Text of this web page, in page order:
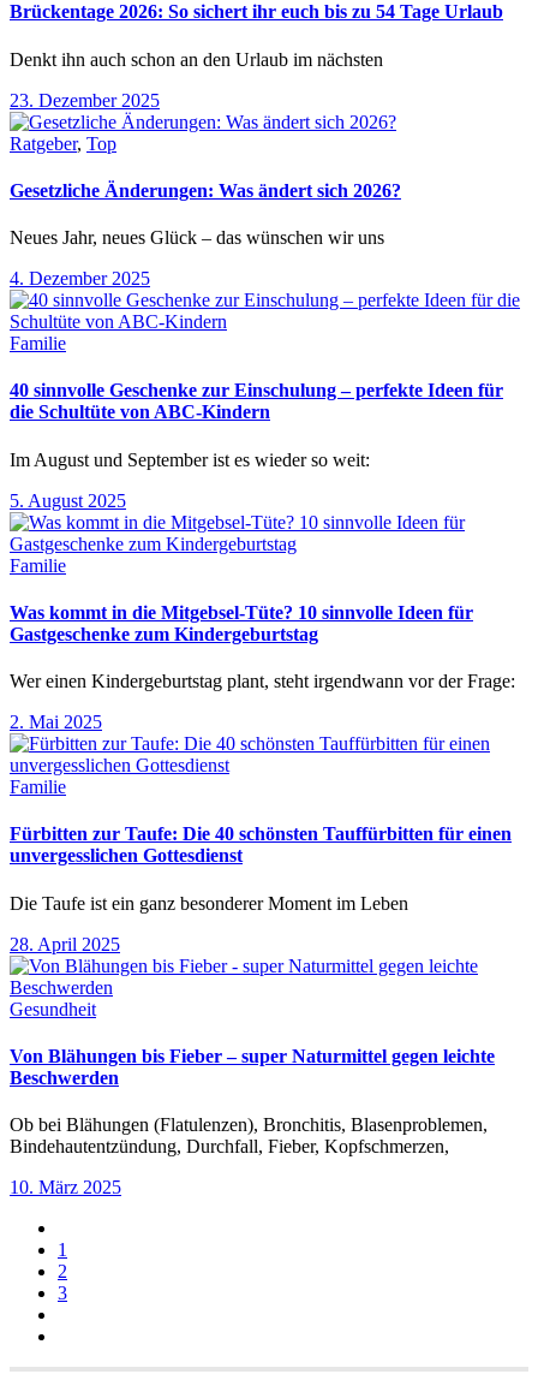
Brückentage 2026: So sichert ihr euch bis zu 54 Tage Urlaub
Denkt ihn auch schon an den Urlaub im nächsten
23. Dezember 2025
Ratgeber, Top
Gesetzliche Änderungen: Was ändert sich 2026?
Neues Jahr, neues Glück – das wünschen wir uns
4. Dezember 2025
Familie
40 sinnvolle Geschenke zur Einschulung – perfekte Ideen für
die Schultüte von ABC-Kindern
Im August und September ist es wieder so weit:
5. August 2025
Familie
Was kommt in die Mitgebsel-Tüte? 10 sinnvolle Ideen für
Gastgeschenke zum Kindergeburtstag
Wer einen Kindergeburtstag plant, steht irgendwann vor der Frage:
2. Mai 2025
Familie
Fürbitten zur Taufe: Die 40 schönsten Tauffürbitten für einen
unvergesslichen Gottesdienst
Die Taufe ist ein ganz besonderer Moment im Leben
28. April 2025
Gesundheit
Von Blähungen bis Fieber – super Naturmittel gegen leichte
Beschwerden
Ob bei Blähungen (Flatulenzen), Bronchitis, Blasenproblemen,
Bindehautentzündung, Durchfall, Fieber, Kopfschmerzen,
10. März 2025
1
2
3